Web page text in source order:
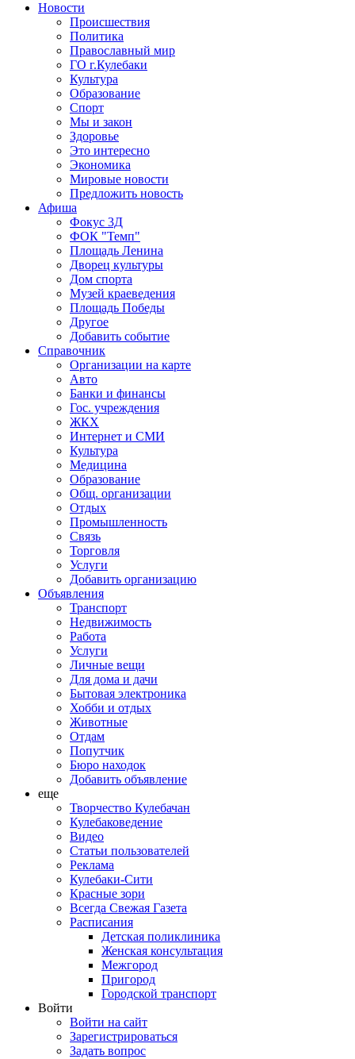
Новости
Происшествия
Политика
Православный мир
ГО г.Кулебаки
Культура
Образование
Спорт
Мы и закон
Здоровье
Это интересно
Экономика
Мировые новости
Предложить новость
Афиша
Фокус 3Д
ФОК "Темп"
Площадь Ленина
Дворец культуры
Дом спорта
Музей краеведения
Площадь Победы
Другое
Добавить событие
Справочник
Организации на карте
Авто
Банки и финансы
Гос. учреждения
ЖКХ
Интернет и СМИ
Культура
Медицина
Образование
Общ. организации
Отдых
Промышленность
Связь
Торговля
Услуги
Добавить организацию
Объявления
Транспорт
Недвижимость
Работа
Услуги
Личные вещи
Для дома и дачи
Бытовая электроника
Хобби и отдых
Животные
Отдам
Попутчик
Бюро находок
Добавить объявление
еще
Творчество Кулебачан
Кулебаковедение
Видео
Статьи пользователей
Реклама
Кулебаки-Сити
Красные зори
Всегда Свежая Газета
Расписания
Детская поликлиника
Женская консультация
Межгород
Пригород
Городской транспорт
Войти
Войти на сайт
Зарегистрироваться
Задать вопрос